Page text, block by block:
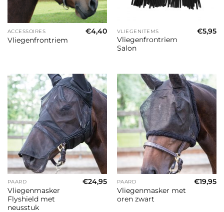
ACCESSOIRES
Vliegenfrontriem
€4,40 VLIEGENITEMS
Vliegenfrontriem
Salon
€5,95
PAARD
Vliegenmasker
Flyshield met
neusstuk
€24,95 PAARD
Vliegenmasker met
oren zwart
€19,95